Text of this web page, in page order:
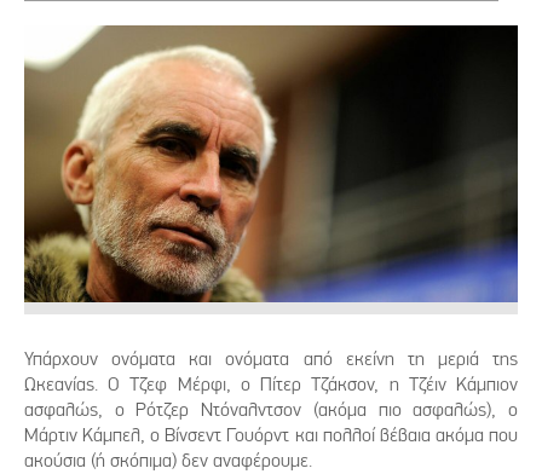
Υπάρχουν ονόματα και ονόματα από εκείνη τη μεριά της
Ωκεανίας. Ο Τζεφ Μέρφι, ο Πίτερ Τζάκσον, η Τζέιν Κάμπιον
ασφαλώς, ο Ρότζερ Ντόναλντσον (ακόμα πιο ασφαλώς), o
Μάρτιν Κάμπελ, ο Βίνσεντ Γουόρντ και πολλοί βέβαια ακόμα που
ακούσια (ή σκόπιμα) δεν αναφέρουμε.